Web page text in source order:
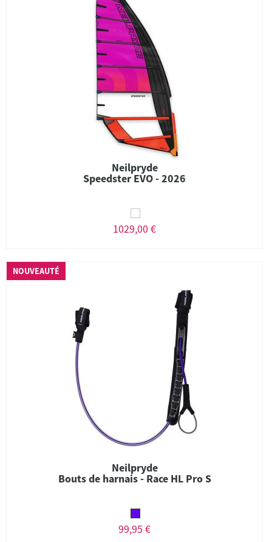
Neilpryde
Speedster EVO - 2026
1029,00 €
NOUVEAUTÉ
Neilpryde
Bouts de harnais - Race HL Pro S
99,95 €